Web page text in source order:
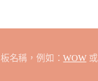
名稱，例如：WOW或